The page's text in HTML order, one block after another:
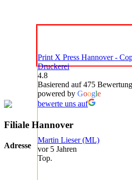
Print X Press Hannover -
Druckerei
4.8
Basierend auf 475
powered by Google
bewerte uns auf
Martin Lieser (ML)
vor 5 Jahren
Top.
Filiale Hannover
Adresse